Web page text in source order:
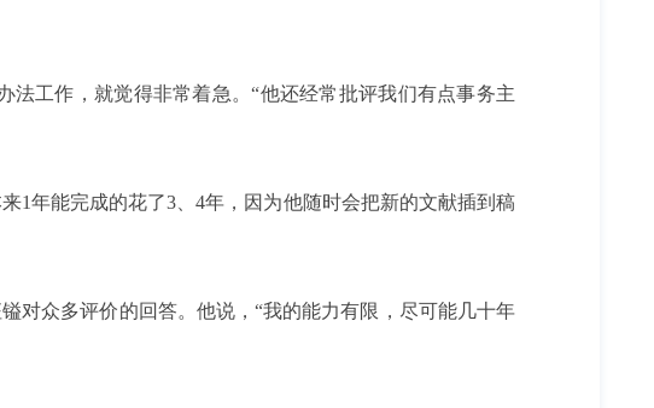
工作，就觉得非常着急。“他还经常批评我们有点事务主
1年能完成的花了3、4年，因为他随时会把新的文献插到稿
对众多评价的回答。他说，“我的能力有限，尽可能几十年